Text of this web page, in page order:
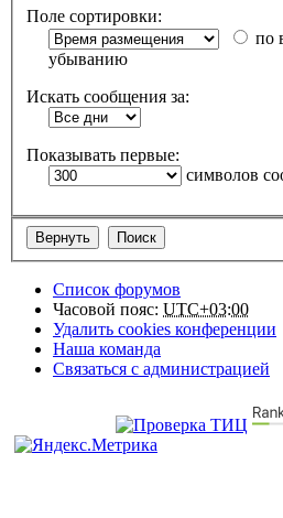
Поле сортировки:
по
убыванию
Искать сообщения за:
Показывать первые:
символов
Список форумов
Часовой пояс: UTC+03:00
Удалить cookies конференции
Наша команда
Связаться с администрацией